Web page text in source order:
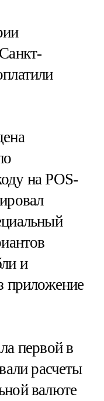
на POS-
и
приложение
первой в
расчеты
валюте